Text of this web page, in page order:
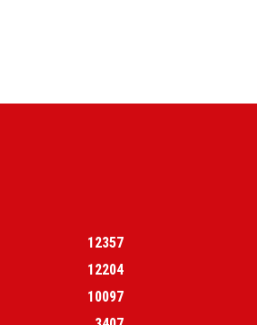
12357
12204
10097